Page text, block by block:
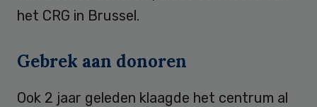
het CRG in Brussel.
Gebrek aan donoren
Ook 2 jaar geleden klaagde het centrum al